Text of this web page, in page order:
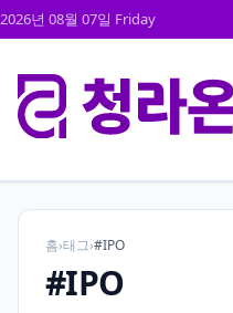
2026년 08월 07일 Friday
홈›태그›#IPO
#IPO